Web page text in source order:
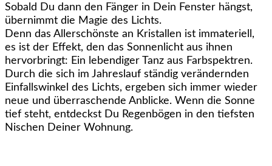
Sobald Du dann den Fänger in Dein Fenster hängst,
übernimmt die Magie des Lichts.
Denn das Allerschönste an Kristallen ist immateriell,
es ist der Effekt, den das Sonnenlicht aus ihnen
hervorbringt: Ein lebendiger Tanz aus Farbspektren.
Durch die sich im Jahreslauf ständig verändernden
Einfallswinkel des Lichts, ergeben sich immer wieder
neue und überraschende Anblicke. Wenn die Sonne
tief steht, entdeckst Du Regenbögen in den tiefsten
Nischen Deiner Wohnung.